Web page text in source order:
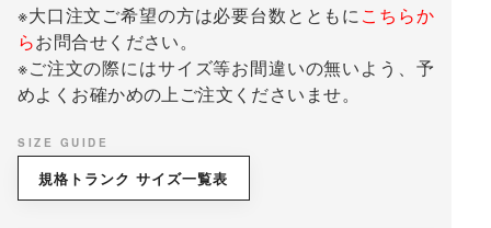
※大口注文ご希望の方は必要台数とともにこちらか
らお問合せください。
※ご注文の際にはサイズ等お間違いの無いよう、予
めよくお確かめの上ご注文くださいませ。
SIZE GUIDE
規格トランク サイズ一覧表